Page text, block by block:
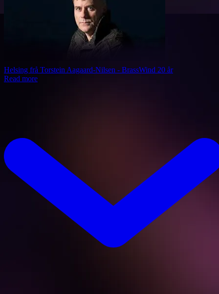
Helsing frå Torstein Aagaard-Nilsen - BrassWind 20 år
Read more